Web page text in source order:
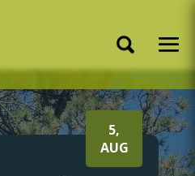
5,
AUG